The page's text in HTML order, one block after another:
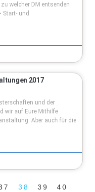
welcher DM entsenden
Start- und
2017
und der
wir auf Eure Mithilfe
Aber auch für die
38 39 40